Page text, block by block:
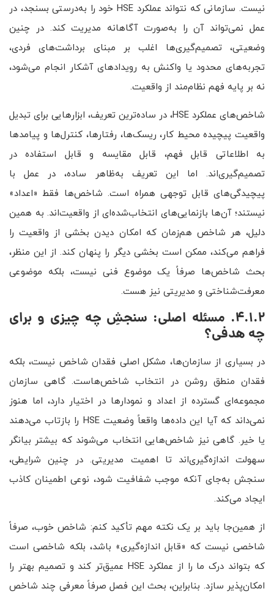
نیست. سازمانی که نتواند عملکرد HSE خود را به‌درستی بسنجد، در
عمل نمی‌تواند آن را به‌صورت آگاهانه مدیریت کند. در چنین
وضعیتی، تصمیم‌گیری‌ها اغلب بر مبنای برداشت‌های فردی،
تجربه‌های محدود یا واکنش به رویدادهای آشکار انجام می‌شود،
نه بر پایه فهم نظام‌مند از واقعیت.
شاخص‌های عملکرد HSE، در ساده‌ترین تعریف، ابزارهایی برای تبدیل
واقعیت پیچیده محیط کار، ریسک‌ها، رفتارها، کنترل‌ها و پیامدها
به اطلاعاتی قابل فهم، قابل مقایسه و قابل استفاده در
تصمیم‌گیری‌اند. اما این تعریف به‌ظاهر ساده، در عمل با
پیچیدگی‌های قابل توجهی همراه است. شاخص‌ها فقط «اعداد»
نیستند؛ آن‌ها بازنمایی‌های انتخاب‌شده‌ای از واقعیت‌اند. به همین
دلیل، هر شاخص هم‌زمان که امکان دیدن بخشی از واقعیت را
فراهم می‌کند، ممکن است بخشی دیگر را پنهان کند. از این منظر،
بحث شاخص‌ها صرفاً یک موضوع فنی نیست، بلکه موضوعی
معرفت‌شناختی و مدیریتی نیز هست.
4.1.2. مسئله اصلی: سنجشِ چه چیزی و برای
چه هدفی؟
در بسیاری از سازمان‌ها، مشکل اصلی فقدان شاخص نیست، بلکه
فقدان منطق روشن در انتخاب شاخص‌هاست. گاهی سازمان
مجموعه‌ای گسترده از اعداد و نمودارها در اختیار دارد، اما هنوز
نمی‌داند که آیا این داده‌ها واقعاً وضعیت HSE را بازتاب می‌دهند
یا خیر. گاهی نیز شاخص‌هایی انتخاب می‌شوند که بیشتر بیانگر
سهولت اندازه‌گیری‌اند تا اهمیت مدیریتی. در چنین شرایطی،
سنجش به‌جای آنکه موجب شفافیت شود، نوعی اطمینان کاذب
ایجاد می‌کند.
از همین‌جا باید بر یک نکته مهم تأکید کنم: شاخص خوب، صرفاً
شاخصی نیست که «قابل اندازه‌گیری» باشد، بلکه شاخصی است
که بتواند درک ما را از عملکرد HSE عمیق‌تر کند و تصمیم بهتر را
امکان‌پذیر سازد. بنابراین، بحث این فصل صرفاً معرفی چند شاخص